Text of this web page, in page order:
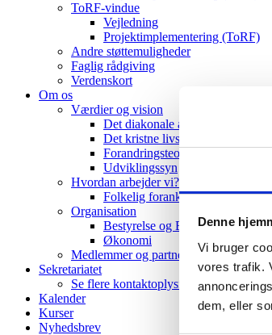
Denne
Vi bruger
vores trafik.
dem, eller
ToRF-vindue
Vejledning
Projektimplementering (ToRF)
Andre støttemuligheder
Faglig rådgiving
Verdenskort
Om os
Værdier og vision
Det diakonale arbejde
Det kristne livssyn
Forandringsteori
Udviklingssyn
Hvordan arbejder vi?
Folkelig forankring
Organisation
Bestyrelse og Bevillingsudvalg
Økonomi
Medlemmer og partnere
Sekretariatet
Se flere kontaktoplysninger
Kalender
Kurser
Nyhedsbrev